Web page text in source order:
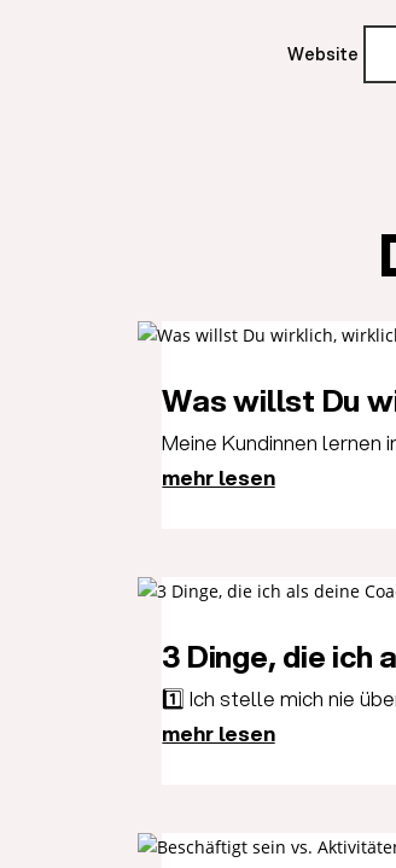
Website
Was willst Du
Meine Kundinnen lernen
mehr lesen
3 Dinge, die ich
1️⃣ Ich stelle mich nie
mehr lesen